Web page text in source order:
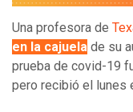
Una profesora de
en la cajuela de su
prueba de covid-19
pero recibió el lunes